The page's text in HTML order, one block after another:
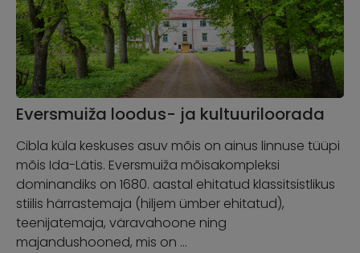
Eversmuiža loodus- ja kultuuriloorada
Cibla küla keskuses asuv mõis on ainus linnuse tüüpi
mõis Ida-Lätis. Eversmuiža mõisakompleksi
dominandiks on 1680. aastal ehitatud klassitsistlikus
stiilis härrastemaja (hiljem ümber ehitatud),
teenijatemaja, väravahoone ning
majandushooned, mis on …